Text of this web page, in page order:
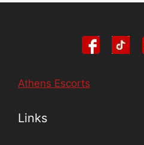
Athens Escorts
Links